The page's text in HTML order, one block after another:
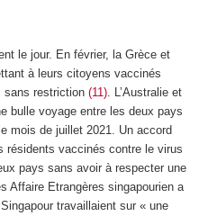
le jour. En février, la Grèce et
à leurs citoyens vaccinés
sans restriction (11). L’Australie et
bulle voyage entre les deux pays
mois de juillet 2021. Un accord
résidents vaccinés contre le virus
pays sans avoir à respecter une
Affaire Etrangères singapourien a
travaillaient sur « une